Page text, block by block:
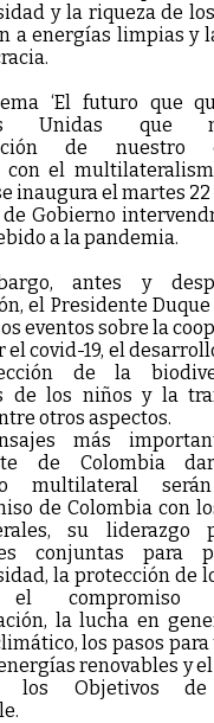
y la riqueza de
a energías limpias y
‘El futuro que
Unidas que
de nuestro
con el
inaugura el martes 22
de Gobierno
a la pandemia.
antes y
el Presidente
eventos sobre la
covid-19, el
de la
de los niños y la
otros aspectos.
más
de Colombia
multilateral
de Colombia con
su liderazgo
conjuntas para
la protección de
el compromiso
la lucha en
los pasos
renovables y
los Objetivos de